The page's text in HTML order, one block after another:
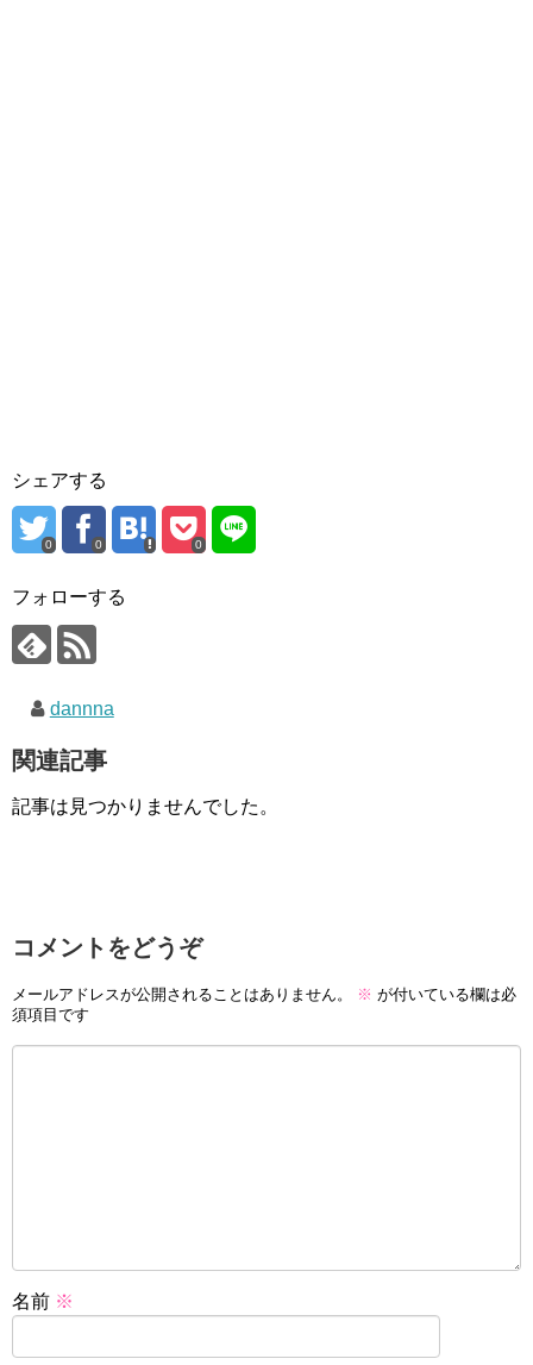
シェアする
0 0 0
フォローする
dannna
関連記事
記事は見つかりませんでした。
コメントをどうぞ
メールアドレスが公開されることはありません。 ※ が付いている欄は必
須項目です
名前 ※